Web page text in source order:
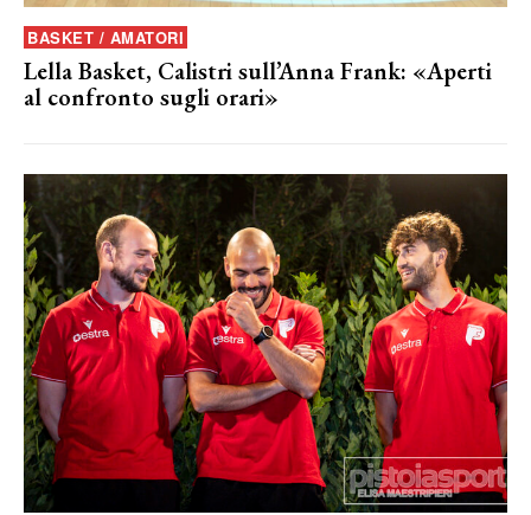
BASKET / AMATORI
Lella Basket, Calistri sull’Anna Frank: «Aperti
al confronto sugli orari»